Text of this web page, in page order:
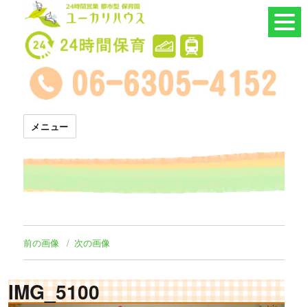
24時間託児所 ユーカリハウス
メニュー
前の画像 次の画像
IMG_5100